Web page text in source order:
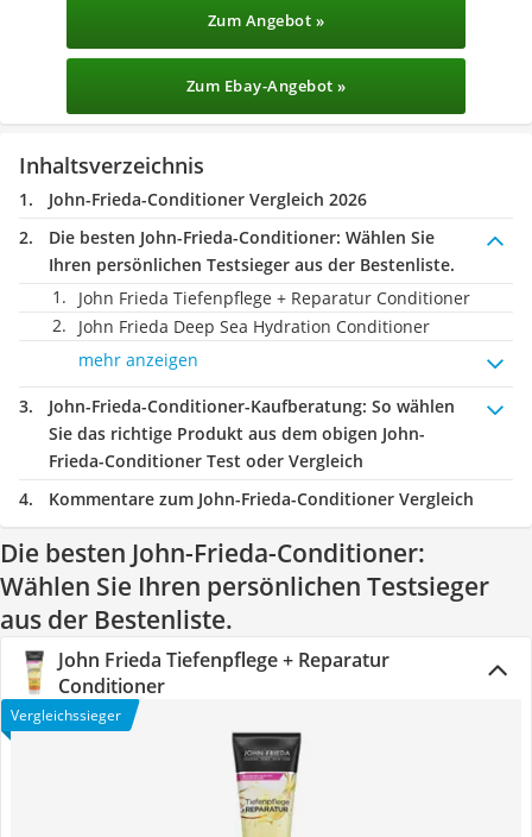
Zum Angebot »
Zum Ebay-Angebot »
Inhaltsverzeichnis
John-Frieda-Conditioner Vergleich 2026
Die besten John-Frieda-Conditioner: Wählen Sie
Ihren persönlichen Testsieger aus der Bestenliste.
John Frieda Tiefenpflege + Reparatur Conditioner
John Frieda Deep Sea Hydration Conditioner
mehr anzeigen
John-Frieda-Conditioner-Kaufberatung: So wählen
Sie das richtige Produkt aus dem obigen John-
Frieda-Conditioner Test oder Vergleich
Kommentare zum John-Frieda-Conditioner Vergleich
Die besten John-Frieda-Conditioner:
Wählen Sie Ihren persönlichen Testsieger
aus der Bestenliste.
John Frieda Tiefenpflege + Reparatur
Conditioner
Vergleichssieger